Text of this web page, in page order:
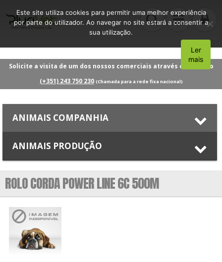
Solicite a visita de um dos nossos comerciais através do número
(+351) 243 750 230 (Chamada para a rede fixa nacional)
ANIMAIS COMPANHIA
ANIMAIS PRODUÇÃO
ROLO CORDA POWER LINE 6C 500M
Este site utiliza cookies para permitir uma melhor experiência
por parte do utilizador. Ao navegar no site estará a consentir a
sua utilização.
Aceito
Ler
mais